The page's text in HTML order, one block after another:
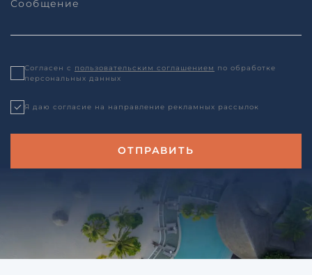
Согласен с пользовательским соглашением по обработке
персональных данных
Я даю согласие на направление рекламных рассылок